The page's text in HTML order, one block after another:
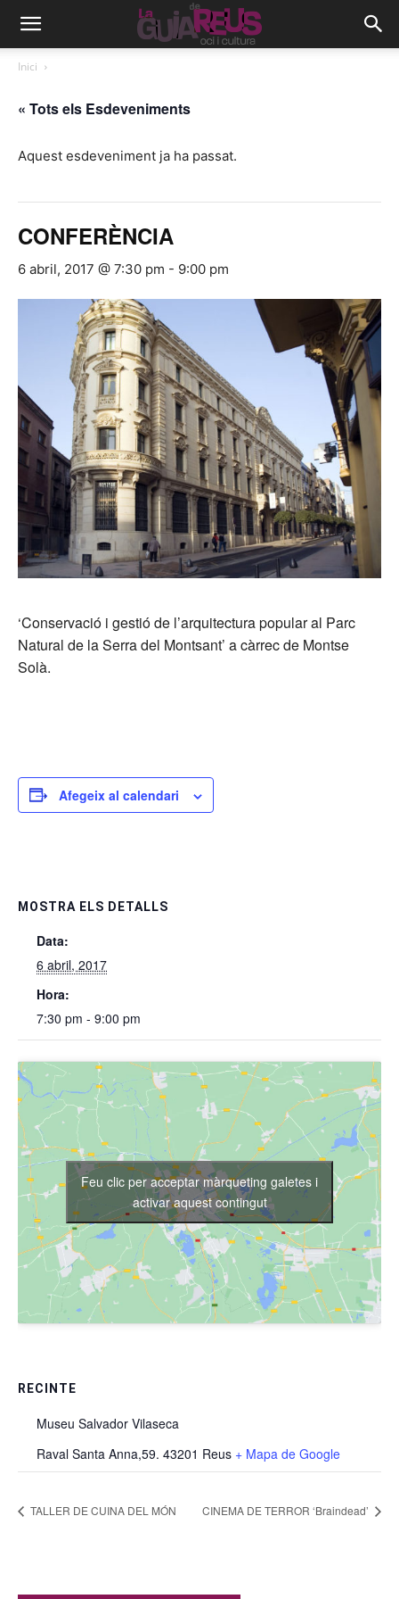
Inici
« Tots els Esdeveniments
Aquest esdeveniment ja ha passat.
CONFERÈNCIA
6 abril, 2017 @ 7:30 pm - 9:00 pm
‘Conservació i gestió de l’arquitectura popular al Parc
Natural de la Serra del Montsant’ a càrrec de Montse
Solà.
Afegeix al calendari
MOSTRA ELS DETALLS
Data:
6 abril, 2017
Hora:
7:30 pm - 9:00 pm
RECINTE
Museu Salvador Vilaseca
Raval Santa Anna,59. 43201 Reus + Mapa de Google
Feu clic per acceptar màrqueting galetes i
activar aquest contingut
TALLER DE CUINA DEL MÓN CINEMA DE TERROR ‘Braindead’